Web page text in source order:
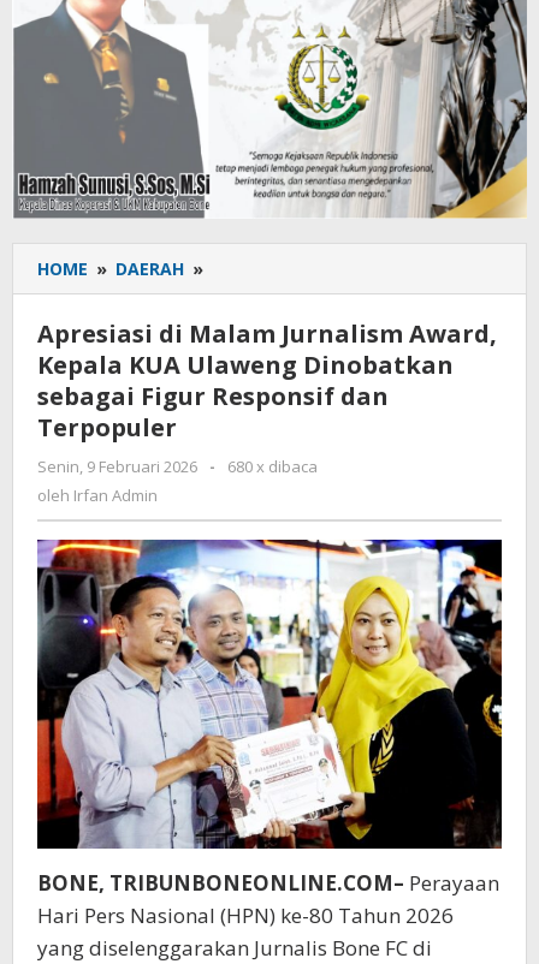
HOME » DAERAH »
di
Malam
Jurnalism
Award,
Kepala
Dinobatkan
Figur
Responsif
dan
Terpopuler
Apresiasi di Malam Jurnalism Award,
Kepala KUA Ulaweng Dinobatkan
sebagai Figur Responsif dan
Terpopuler
Senin, 9 Februari 2026
oleh
-
680 x dibaca
oleh Irfan Admin
BONE, TRIBUNBONEONLINE.COM– Perayaan
Hari Pers Nasional (HPN) ke-80 Tahun 2026
yang diselenggarakan Jurnalis Bone FC di